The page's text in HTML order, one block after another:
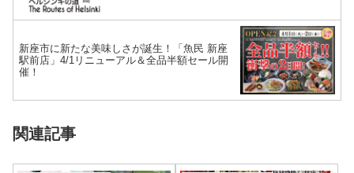
新座市に新たな美味しさが誕生！「魚民 新座
駅前店」4/1リニューアル＆全品半額セール開
催！
関連記事